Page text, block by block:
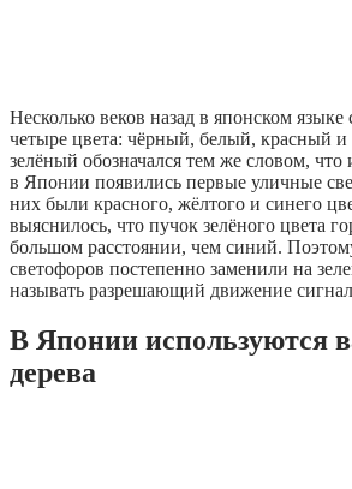
Несколько веков назад в японском языке
четыре цвета: чёрный, белый, красный
зелёный обозначался тем же словом, что
в Японии появились первые уличные
них были красного, жёлтого и синего
выяснилось, что пучок зелёного цвета
большом расстоянии, чем синий.
светофоров постепенно заменили на
называть разрешающий движение
В Японии используются
дерева